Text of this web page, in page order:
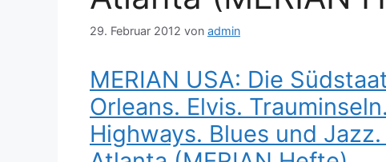
29. Februar 2012 von admin
MERIAN USA: Die
Orleans. Elvis.
Highways. Blues und